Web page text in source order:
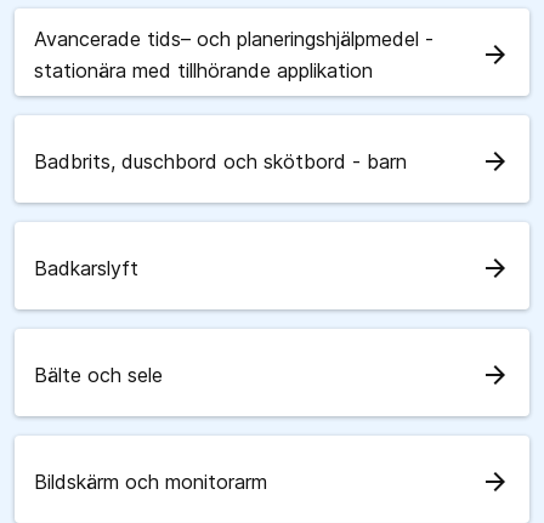
Avancerade tids– och planeringshjälpmedel -
stationära med tillhörande applikation
arrow_forward
Badbrits, duschbord och skötbord - barn arrow_forward
Badkarslyft arrow_forward
Bälte och sele arrow_forward
Bildskärm och monitorarm arrow_forward